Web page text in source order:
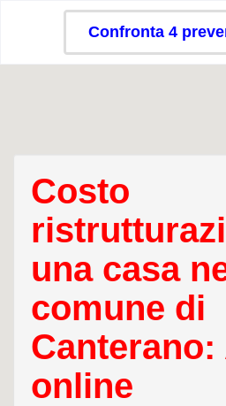
Confronta 4
Costo
una casa
comune di
Canterano:
online